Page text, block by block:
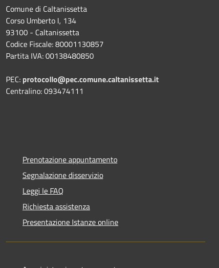
Comune di Caltanissetta
Corso Umberto I, 134
93100 - Caltanissetta
Codice Fiscale: 80001130857
Partita IVA: 00138480850
PEC: protocollo@pec.comune.caltanissetta.it
Centralino: 093474111
Prenotazione appuntamento
Segnalazione disservizio
Leggi le FAQ
Richiesta assistenza
Presentazione Istanze online